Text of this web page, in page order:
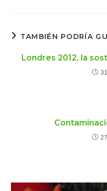
TAMBIÉN PODRÍA
Londres 2012, la